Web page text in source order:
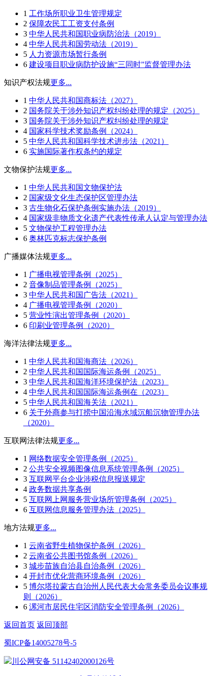
1 工作场所职业卫生管理规定
2 保障农民工工资支付条例
3 中华人民共和国职业病防治法（2019）
4 中华人民共和国劳动法（2019）
5 人力资源市场暂行条例
6 建设项目职业病防护设施“三同时”监督管理办法
知识产权法规更多...
1 中华人民共和国商标法（2027）
2 国务院关于涉外知识产权纠纷处理的规定（2025）
3 国务院关于涉外知识产权纠纷处理的规定
4 国家科学技术奖励条例（2024）
5 中华人民共和国科学技术进步法（2021）
6 实施国际著作权条约的规定
文物保护法规更多...
1 中华人民共和国文物保护法
2 国家级文化生态保护区管理办法
3 古生物化石保护条例实施办法（2019）
4 国家级非物质文化遗产代表性传承人认定与管理办法
5 文物保护工程管理办法
6 奥林匹克标志保护条例
广播媒体法规更多...
1 广播电视管理条例（2025）
2 音像制品管理条例（2025）
3 中华人民共和国广告法（2021）
4 广播电视管理条例（2020）
5 营业性演出管理条例（2020）
6 印刷业管理条例（2020）
海洋法律法规更多...
1 中华人民共和国海商法（2026）
2 中华人民共和国国际海运条例（2025）
3 中华人民共和国海洋环境保护法（2023）
4 中华人民共和国国际海运条例在（2023）
5 中华人民共和国海关法（2021）
6 关于外商参与打捞中国沿海水域沉船沉物管理办法
（2020）
互联网法律法规更多...
1 网络数据安全管理条例（2025）
2 公共安全视频图像信息系统管理条例（2025）
3 互联网平台企业涉税信息报送规定
4 政务数据共享条例
5 互联网上网服务营业场所管理条例（2025）
6 互联网信息服务管理办法（2025）
地方法规更多...
1 云南省野生植物保护条例（2026）
2 云南省公共图书馆条例（2026）
3 城步苗族自治县自治条例（2026）
4 开封市优化营商环境条例（2026）
5 博尔塔拉蒙古自治州人民代表大会常务委员会议事规
则（2026）
6 漯河市居民住宅区消防安全管理条例（2026）
返回首页 返回顶部
蜀ICP备14005278号-5
川公网安备 51142402000126号